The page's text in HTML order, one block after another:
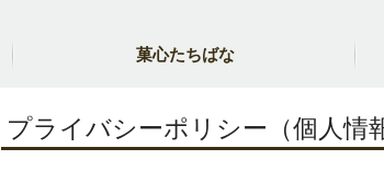
菓心たちばな
プライバシーポリシー（個人情